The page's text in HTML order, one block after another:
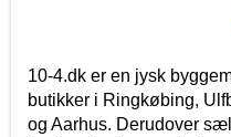
10-4.dk er en jysk
butikker i Ringkøbing,
og Aarhus. Derudover